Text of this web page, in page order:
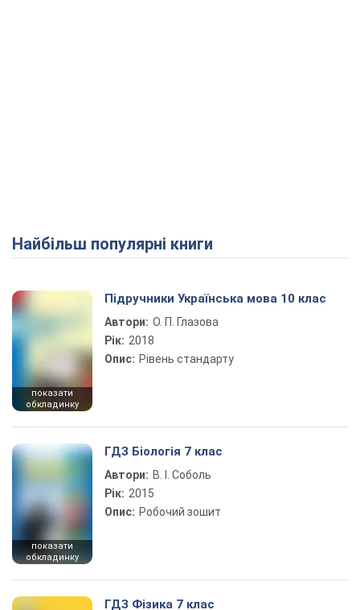
Найбільш популярні книги
показати
обкладинку
Підручники Українська мова 10 клас
Автори: О. П. Глазова
Рік: 2018
Опис: Рівень стандарту
показати
обкладинку
ГДЗ Біологія 7 клас
Автори: В. І. Соболь
Рік: 2015
Опис: Робочий зошит
ГДЗ Фізика 7 клас